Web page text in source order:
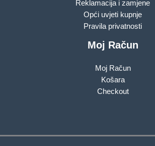
Reklamacija i zamjene
Opći uvjeti kupnje
Pravila privatnosti
Moj Račun
Moj Račun
Košara
Checkout